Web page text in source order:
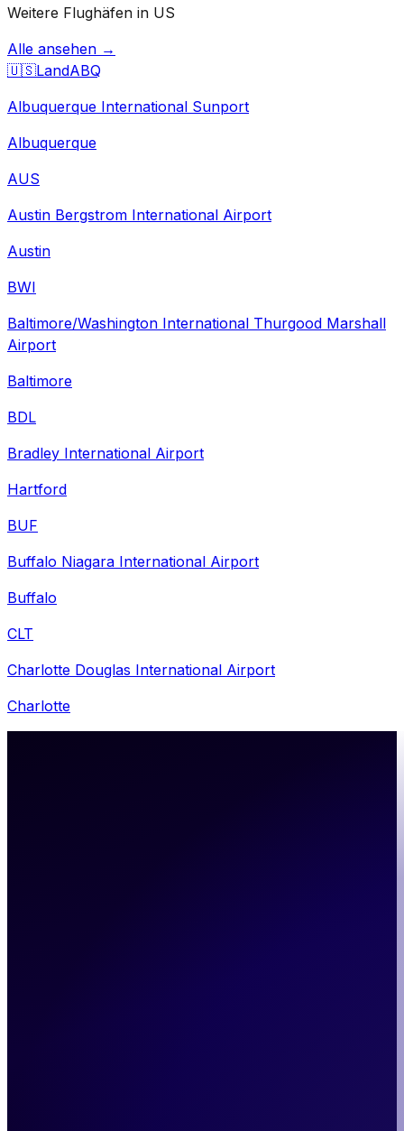
Weitere Flughäfen in US
Alle ansehen →
🇺🇸LandABQ
Albuquerque International Sunport
Albuquerque
AUS
Austin Bergstrom International Airport
Austin
BWI
Baltimore/Washington International Thurgood Marshall
Airport
Baltimore
BDL
Bradley International Airport
Hartford
BUF
Buffalo Niagara International Airport
Buffalo
CLT
Charlotte Douglas International Airport
Charlotte